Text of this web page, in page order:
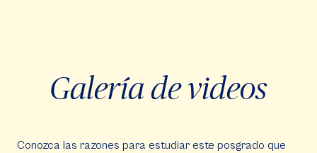
Galería de videos
Conozca las razones para estudiar este posgrado que